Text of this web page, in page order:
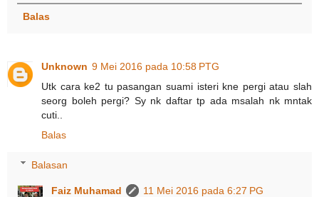
Balas
Unknown 9 Mei 2016 pada 10:58 PTG
Utk cara ke2 tu pasangan suami isteri kne pergi atau slah
seorg boleh pergi? Sy nk daftar tp ada msalah nk mntak
cuti..
Balas
Balasan
Faiz Muhamad
11 Mei 2016 pada 6:27 PG